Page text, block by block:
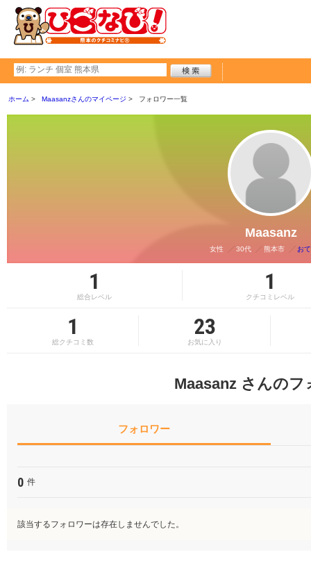
ホーム Maasanzさんのマイページ フォロワー一覧
Maasanz
女性 30代 熊本市 お
1
総合レベル
1
クチコミレベル
1
総クチコミ数
23
お気に入り
Maasanz さんのフ
フォロワー
0 件
該当するフォロワーは存在しませんでした。